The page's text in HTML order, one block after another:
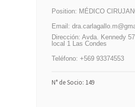
Position: MÉDICO
Email:
Dirección: Avda. Kennedy
local 1 Las Condes
Teléfono: +569 93374553
N° de Socio: 149